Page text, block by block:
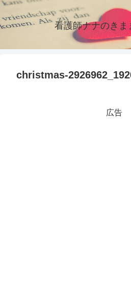
看護師ナナのきま
christmas-
広告